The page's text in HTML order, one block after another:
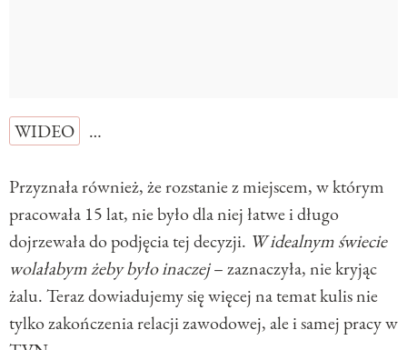
WIDEO …
Przyznała również, że rozstanie z miejscem, w którym
pracowała 15 lat, nie było dla niej łatwe i długo
dojrzewała do podjęcia tej decyzji. W idealnym świecie
wolałabym żeby było inaczej– zaznaczyła, nie kryjąc
żalu. Teraz dowiadujemy się więcej na temat kulis nie
tylko zakończenia relacji zawodowej, ale i samej pracy w